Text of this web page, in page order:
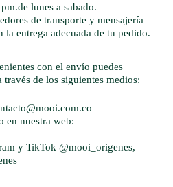
lunes a sabado.
de transporte y mensajería
la entrega adecuada de tu pedido.
con el envío puedes
de los siguientes medios:
en nuestra web:
y TikTok @mooi_origenes,